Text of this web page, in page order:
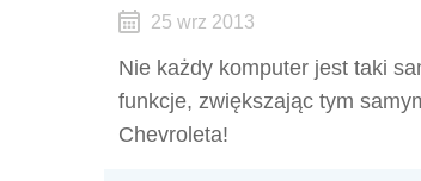
25 wrz 2013
Nie każdy komputer jest taki
funkcje, zwiększając tym
Chevroleta!